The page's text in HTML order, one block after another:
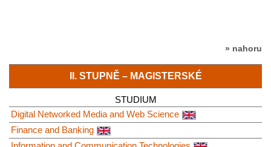
» nahoru
II. STUPNĚ – MAGISTERSKÉ
STUDIUM
Digital Networked Media and Web Science
Finance and Banking